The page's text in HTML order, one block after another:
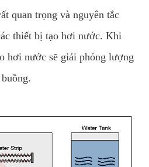
quan trọng và nguyên tắc
thiết bị tạo hơi nước. Khi
hơi nước sẽ giải phóng lượng